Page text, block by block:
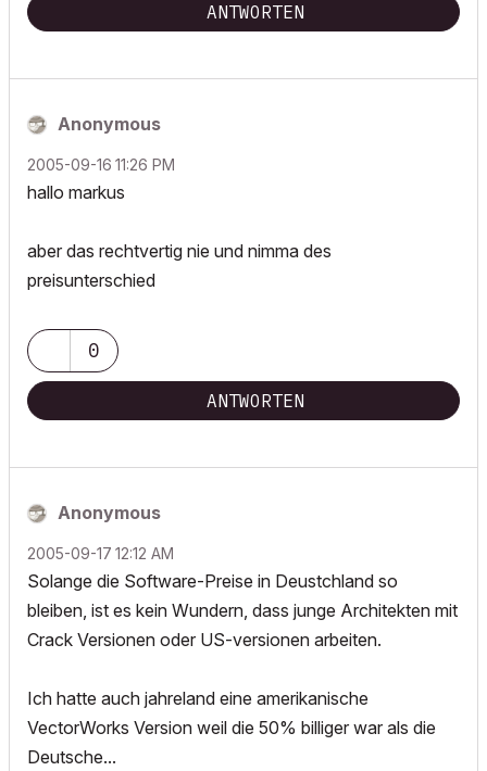
ANTWORTEN
Anonymous
‎2005-09-16 11:26 PM
hallo markus
aber das rechtvertig nie und nimma des
preisunterschied
0
ANTWORTEN
Anonymous
‎2005-09-17 12:12 AM
Solange die Software-Preise in Deustchland so
bleiben, ist es kein Wundern, dass junge Architekten mit
Crack Versionen oder US-versionen arbeiten.
Ich hatte auch jahreland eine amerikanische
VectorWorks Version weil die 50% billiger war als die
Deutsche...